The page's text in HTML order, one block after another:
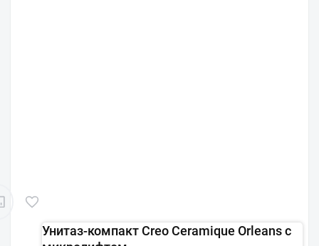
Унитаз-компакт Creo Ceramique Orleans с